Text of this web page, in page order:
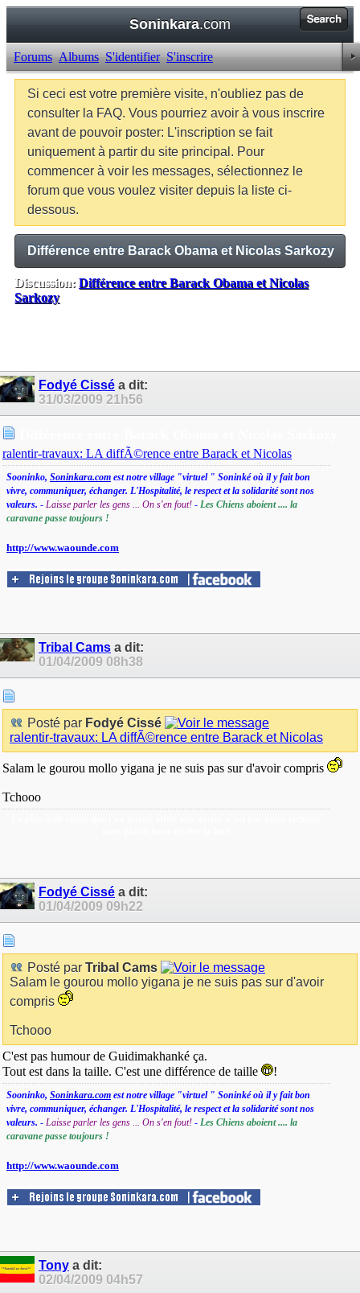
Soninkara.com
Forums Albums S'identifier S'inscrire
Si ceci est votre première visite, n'oubliez pas de
consulter la FAQ. Vous pourriez avoir à vous inscrire
avant de pouvoir poster: L'inscription se fait
uniquement à partir du site principal. Pour
commencer à voir les messages, sélectionnez le
forum que vous voulez visiter depuis la liste ci-
dessous.
Différence entre Barack Obama et Nicolas Sarkozy
Discussion: Différence entre Barack Obama et Nicolas
Sarkozy
Fodyé Cissé a dit:
31/03/2009 21h56
ralentir-travaux: LA diffÃ©rence entre Barack et Nicolas
Sooninko, Soninkara.com est notre village "virtuel " Soninké où il y fait bon
vivre, communiquer, échanger. L'Hospitalité, le respect et la solidarité sont nos
valeurs. - Laisse parler les gens ... On s'en fout! - Les Chiens aboient .... la
caravane passe toujours !
http://www.waounde.com
Tribal Cams a dit:
01/04/2009 08h38
Posté par Fodyé Cissé
ralentir-travaux: LA diffÃ©rence entre Barack et Nicolas
Salam le gourou mollo yigana je ne suis pas sur d'avoir compris
Tchooo
Fodyé Cissé a dit:
01/04/2009 09h22
Posté par Tribal Cams
Salam le gourou mollo yigana je ne suis pas sur d'avoir
compris
Tchooo
C'est pas humour de Guidimakhanké ça.
Tout est dans la taille. C'est une différence de taille
!
Sooninko, Soninkara.com est notre village "virtuel " Soninké où il y fait bon
vivre, communiquer, échanger. L'Hospitalité, le respect et la solidarité sont nos
valeurs. - Laisse parler les gens ... On s'en fout! - Les Chiens aboient .... la
caravane passe toujours !
http://www.waounde.com
Tony a dit:
02/04/2009 04h57